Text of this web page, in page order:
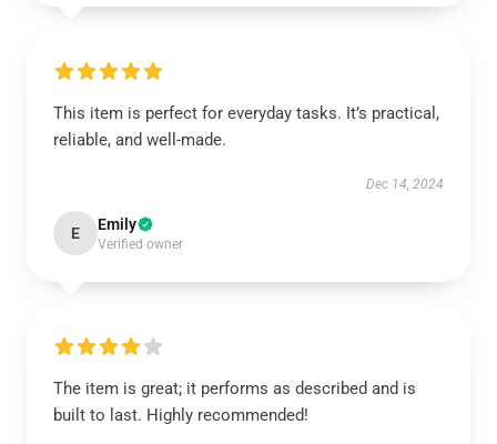
This item is perfect for everyday tasks. It’s practical,
reliable, and well-made.
Dec 14, 2024
E Emily
Verified owner
The item is great; it performs as described and is
built to last. Highly recommended!